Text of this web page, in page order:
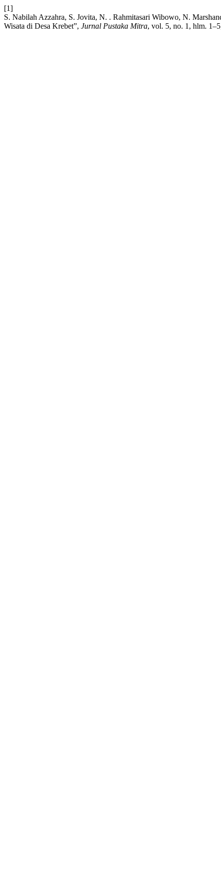
[1]
S. Nabilah Azzahra, S. Jovita, N. . Rahmitasari Wibowo, N.
Wisata di Desa Krebet”, Jurnal Pustaka Mitra, vol. 5, no. 1, hlm.